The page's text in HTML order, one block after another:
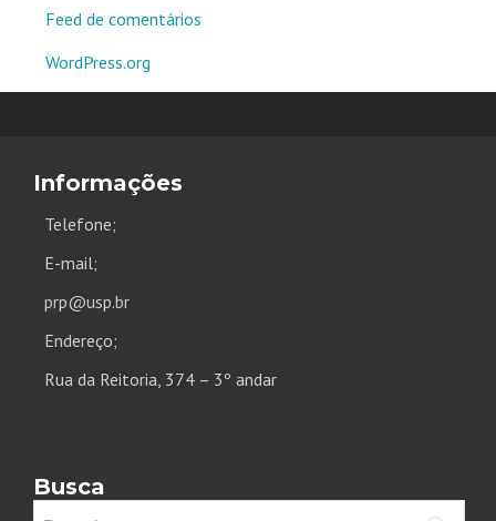
Feed de comentários
WordPress.org
Informações
Telefone;
E-mail;
prp@usp.br
Endereço;
Rua da Reitoria, 374 – 3º andar
Busca